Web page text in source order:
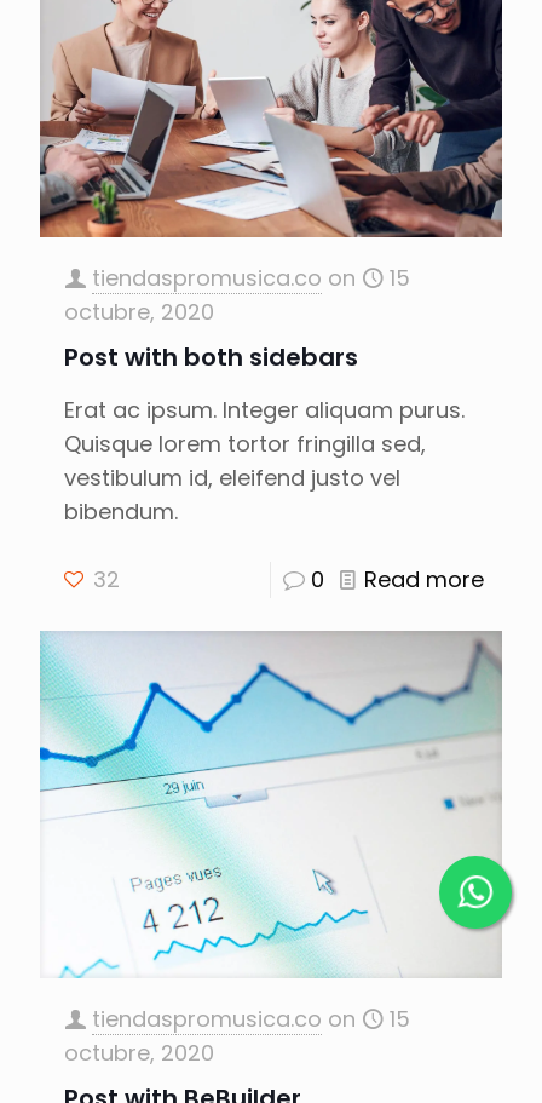
tiendaspromusica.co on
15
octubre, 2020
Post with both sidebars
Erat ac ipsum. Integer aliquam purus.
Quisque lorem tortor fringilla sed,
vestibulum id, eleifend justo vel
bibendum.
32 0 Read more
tiendaspromusica.co on
15
octubre, 2020